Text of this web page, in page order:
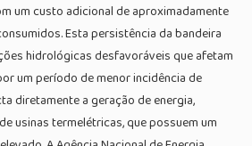
um custo adicional de aproximadamente
Esta persistência da bandeira
hidrológicas desfavoráveis que afetam
um período de menor incidência de
diretamente a geração de energia,
usinas termelétricas, que possuem um